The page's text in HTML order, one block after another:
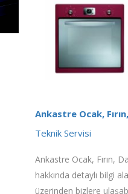
Ankastre Ocak,
Teknik Servisi
Ankastre Ocak, Fırın,
hakkında detaylı bilgi
üzerinden bizlere